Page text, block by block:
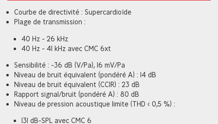
Courbe de directivité : Supercardioïde
Plage de transmission :
40 Hz - 26 kHz
40 Hz - 41 kHz avec CMC 6xt
Sensibilité : -36 dB (V/Pa), 16 mV/Pa
Niveau de bruit équivalent (pondéré A) : 14 dB
Niveau de bruit équivalent (CCIR) : 23 dB
Rapport signal/bruit (pondéré A) : 80 dB
Niveau de pression acoustique limite (THD < 0,5 %) :
131 dB-SPL avec CMC 6